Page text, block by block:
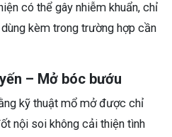
có thể gây nhiễm khuẩn, chỉ
kèm trong trường hợp cần
– Mở bóc bướu
kỹ thuật mổ mở được chỉ
nội soi không cải thiện tình